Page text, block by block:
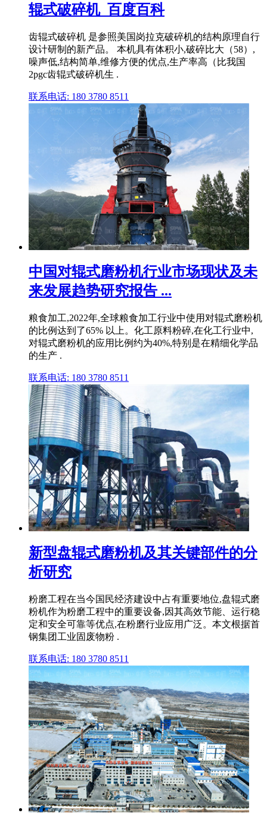
辊式破碎机_百度百科
齿辊式破碎机 是参照美国岗拉克破碎机的结构原理自行
设计研制的新产品。 本机具有体积小,破碎比大（58）,
噪声低,结构简单,维修方便的优点,生产率高（比我国
2pgc齿辊式破碎机生 .
联系电话: 180 3780 8511
中国对辊式磨粉机行业市场现状及未
来发展趋势研究报告 ...
粮食加工,2022年,全球粮食加工行业中使用对辊式磨粉机
的比例达到了65% 以上。化工原料粉碎,在化工行业中,
对辊式磨粉机的应用比例约为40%,特别是在精细化学品
的生产 .
联系电话: 180 3780 8511
新型盘辊式磨粉机及其关键部件的分
析研究
粉磨工程在当今国民经济建设中占有重要地位,盘辊式磨
粉机作为粉磨工程中的重要设备,因其高效节能、运行稳
定和安全可靠等优点,在粉磨行业应用广泛。本文根据首
钢集团工业固废物粉 .
联系电话: 180 3780 8511